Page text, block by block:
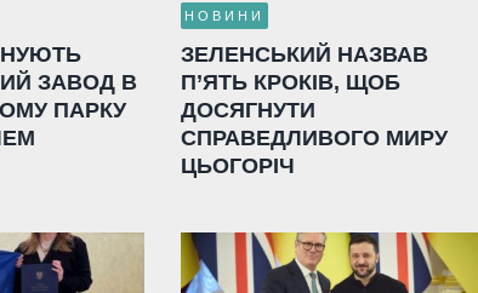
ЗАВОД В
ПАРКУ
НОВИНИ
ЗЕЛЕНСЬКИЙ НАЗВАВ
П’ЯТЬ КРОКІВ, ЩОБ
ДОСЯГНУТИ
СПРАВЕДЛИВОГО МИРУ
ЦЬОГОРІЧ